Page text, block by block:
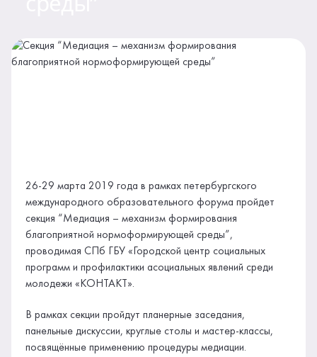
26-29 марта 2019 года в рамках петербургского
международного образовательного форума пройдет
секция “Медиация – механизм формирования
благоприятной нормоформирующей среды”,
проводимая СПб ГБУ «Городской центр социальных
программ и профилактики асоциальных явлений среди
молодежи «КОНТАКТ».
В рамках секции пройдут планерные заседания,
панельные дискуссии, круглые столы и мастер-классы,
посвящённые применению процедуры медиации.